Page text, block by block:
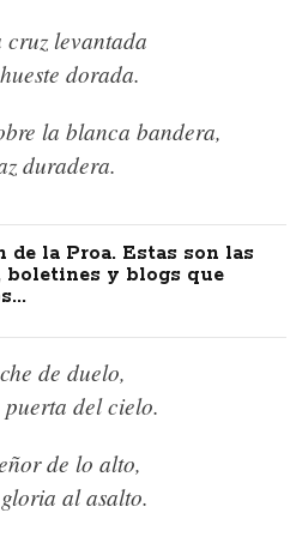
levantada
dorada.
la blanca bandera,
duradera.
de la Proa. Estas son las
boletines y blogs que
de duelo,
del cielo.
de lo alto,
al asalto.